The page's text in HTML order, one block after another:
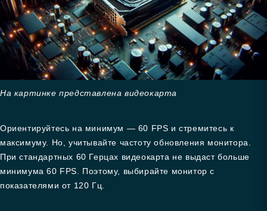
На картинке представлена видеокарта
Ориентируйтесь на минимум — 60 FPS и стремитесь к
максимуму. Но, учитывайте частоту обновления монитора.
При стандартных 60 Герцах видеокарта не выдаст больше
минимума 60 FPS. Поэтому, выбирайте монитор с
показателями от 120 Гц.